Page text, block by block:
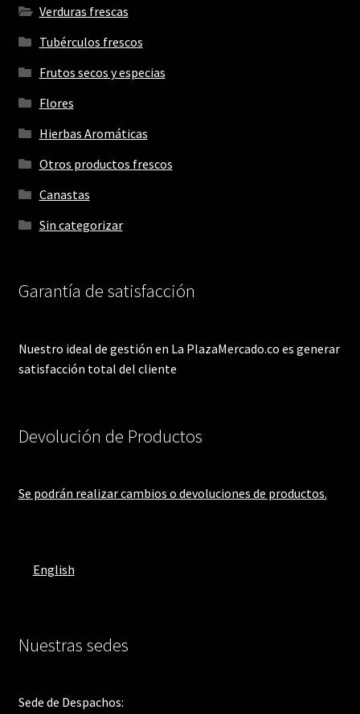
Verduras frescas
Tubérculos frescos
Frutos secos y especias
Flores
Hierbas Aromáticas
Otros productos frescos
Canastas
Sin categorizar
Garantía de satisfacción
Nuestro ideal de gestión en La PlazaMercado.co es generar
satisfacción total del cliente
Devolución de Productos
Se podrán realizar cambios o devoluciones de productos.
English
Nuestras sedes
Sede de Despachos: